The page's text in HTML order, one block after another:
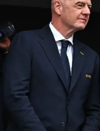
إذا كان يرغب
ريال مدريد على